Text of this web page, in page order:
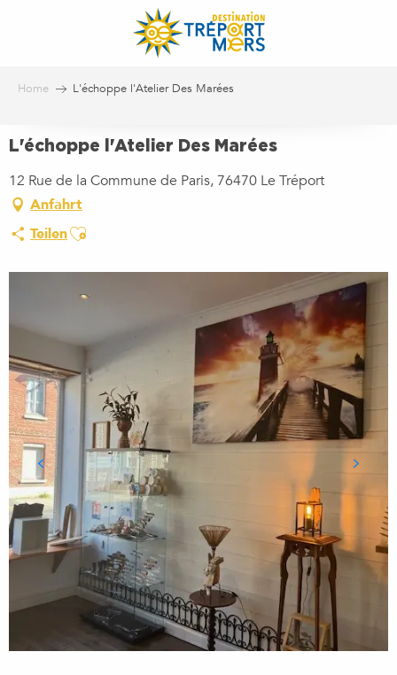
Home L'échoppe l'Atelier Des Marées
L'échoppe l'Atelier Des Marées
12 Rue de la Commune de Paris, 76470 Le Tréport
Anfahrt
TeilenAjouter aux favoris